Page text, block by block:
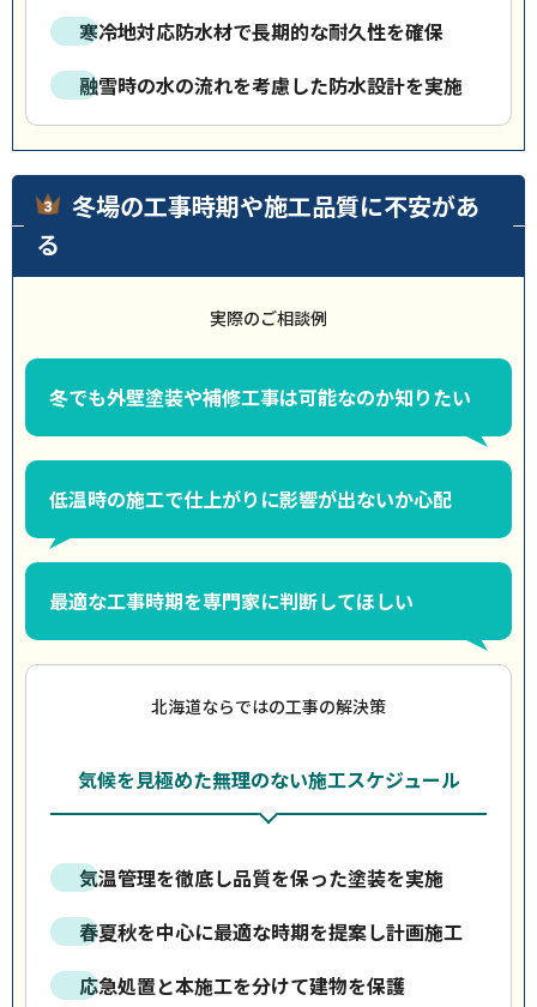
寒冷地対応防水材で長期的な耐久性を確保
融雪時の水の流れを考慮した防水設計を実施
冬場の工事時期や施工品質に不安があ
る
実際のご相談例
冬でも外壁塗装や補修工事は可能なのか知りたい
低温時の施工で仕上がりに影響が出ないか心配
最適な工事時期を専門家に判断してほしい
北海道ならではの工事の解決策
気候を見極めた無理のない施工スケジュール
気温管理を徹底し品質を保った塗装を実施
春夏秋を中心に最適な時期を提案し計画施工
応急処置と本施工を分けて建物を保護